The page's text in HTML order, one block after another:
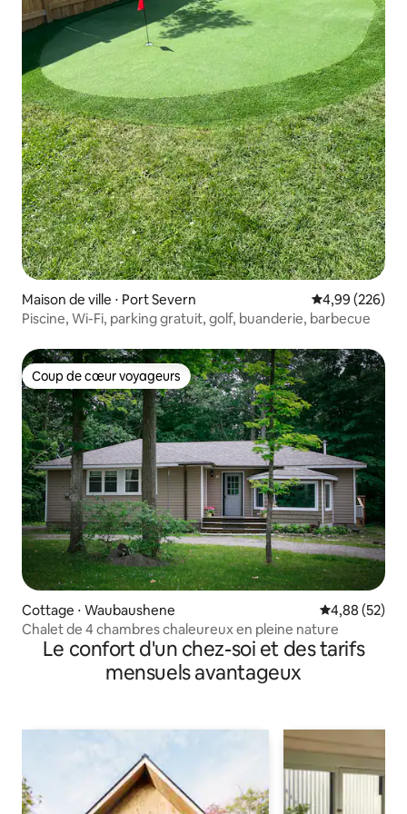
Maison de ville ⋅ Port Severn Évaluation
4,99 (226)
Piscine, Wi-Fi, parking gratuit, golf, buanderie, barbecue
Coup de cœur voyageurs
Coup de cœur voyageurs
Cottage ⋅ Waubaushene Évaluation
4,88 (52)
Chalet de 4 chambres chaleureux en pleine nature
Le confort d'un chez-soi et des tarifs
mensuels avantageux